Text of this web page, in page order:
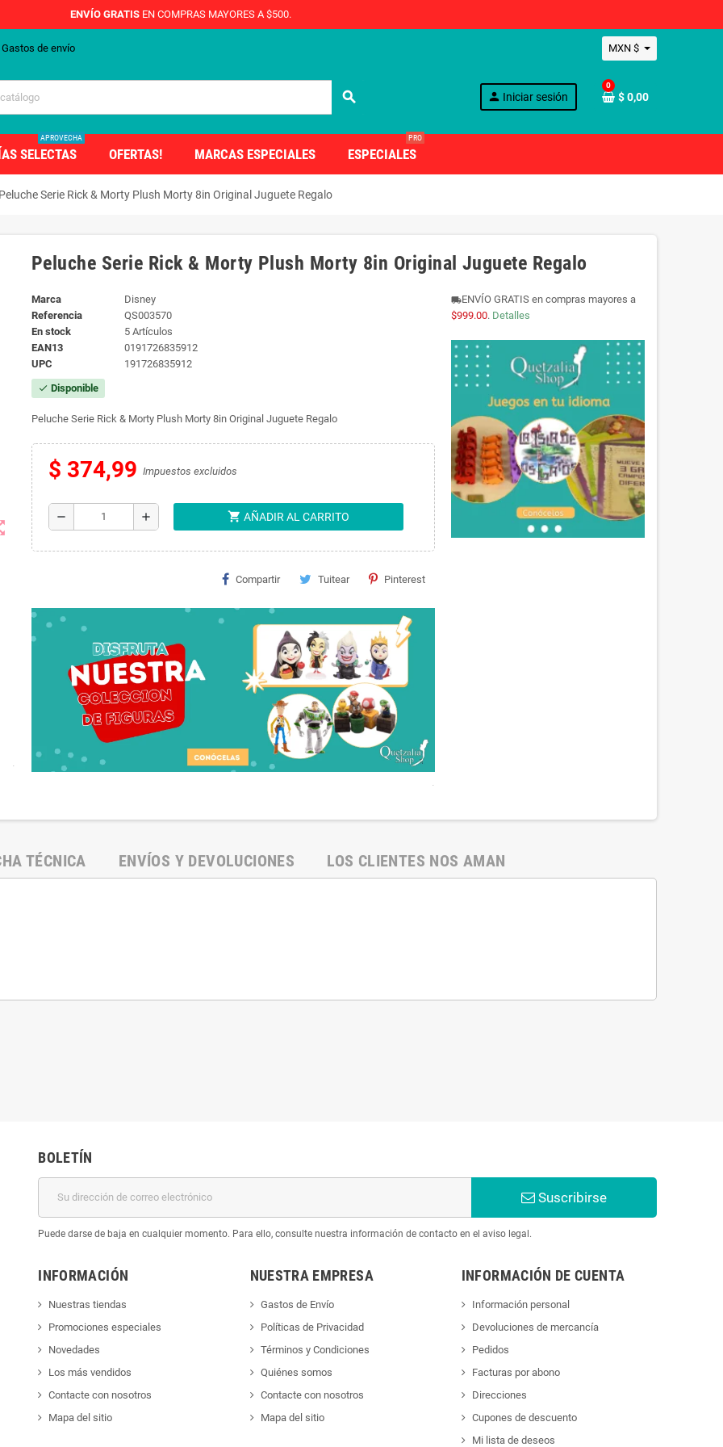
ENVÍO GRATIS EN COMPRAS MAYORES A $500.
Gastos de envío MXN $
search person Iniciar sesión
0
$ 0,00
SELECTAS
APROVECHA
OFERTAS! MARCAS ESPECIALES ESPECIALES
PRO
Peluche Serie Rick & Morty Plush Morty 8in Original Juguete Regalo
.
Peluche Serie Rick & Morty Plush Morty 8in Original Juguete Regalo
Marca
Disney
Referencia
QS003570
En stock
5 Artículos
EAN13
0191726835912
UPC
191726835912
check Disponible
Peluche Serie Rick & Morty Plush Morty 8in Original Juguete Regalo
$ 374,99 Impuestos excluidos
remove add shopping_cart AÑADIR AL CARRITO
Compartir Tuitear Pinterest
.
local_shippingENVÍO GRATIS en compras mayores a
$999.00. Detalles
TÉCNICA ENVÍOS Y DEVOLUCIONES LOS CLIENTES NOS AMAN
BOLETÍN
Suscribirse
Puede darse de baja en cualquier momento. Para ello, consulte nuestra información de contacto en el aviso legal.
INFORMACIÓN
Nuestras tiendas
Promociones especiales
Novedades
Los más vendidos
Contacte con nosotros
Mapa del sitio
NUESTRA EMPRESA
Gastos de Envío
Políticas de Privacidad
Términos y Condiciones
Quiénes somos
Contacte con nosotros
Mapa del sitio
INFORMACIÓN DE CUENTA
Información personal
Devoluciones de mercancía
Pedidos
Facturas por abono
Direcciones
Cupones de descuento
Mi lista de deseos